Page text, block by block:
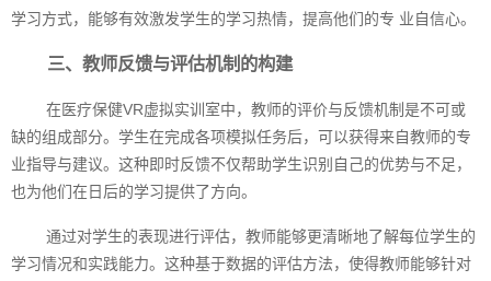
学习方式，能够有效激发学生的学习热情，提高他们的专 业自信心。
三、教师反馈与评估机制的构建
在医疗保健VR虚拟实训室中，教师的评价与反馈机制是不可或
缺的组成部分。学生在完成各项模拟任务后，可以获得来自教师的专
业指导与建议。这种即时反馈不仅帮助学生识别自己的优势与不足，
也为他们在日后的学习提供了方向。
通过对学生的表现进行评估，教师能够更清晰地了解每位学生的
学习情况和实践能力。这种基于数据的评估方法，使得教师能够针对